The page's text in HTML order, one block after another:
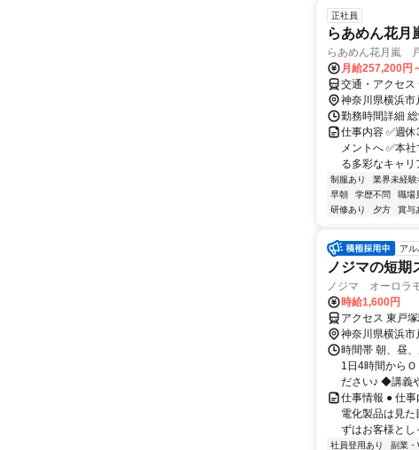
正社員
らあめん花月
らあめん花月嵐
月給257,200円
交通・アクセ
神奈川県横浜市
勤務時間詳細
仕事内容 ✅週
メントへ ✅本
る多彩なキャリ
制服あり 業界未経験
早朝
学歴不問 職場
研修あり
夕方 賞与
ア
ノジマの短期
ノジマ オーロラ
時給1,600円
アクセス 東戸
神奈川県横浜市
時間帯 朝、昼
1日4時間から
ださい♪ ◆講義
仕事情報 ● 仕事
電化製品は見
ずはお客様とし
社員登用あり 副業・